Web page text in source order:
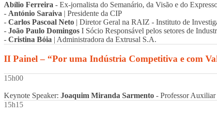
Abílio Ferreira - Ex-jornalista do Semanário, da Visão e do
- António Saraiva | Presidente da CIP
- Carlos Pascoal Neto | Diretor Geral na RAIZ - Instituto de
- João Paulo Domingos I Sócio Responsável pelos setores de
- Cristina Bóia | Administradora da Extrusal S.A.
II Painel – “Por uma Indústria Competitiva e com
15h00
Keynote Speaker: Joaquim Miranda Sarmento - Professor
15h15